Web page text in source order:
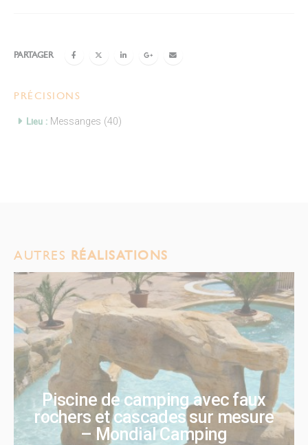
PARTAGER
PRÉCISIONS
Lieu : Messanges (40)
AUTRES RÉALISATIONS
Piscine de camping avec faux
rochers et cascades sur mesure
– Mondial Camping